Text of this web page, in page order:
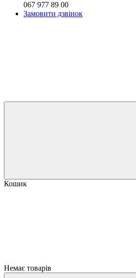
067 977 89 00
Замовити дзвінок
Кошик
Немає товарів